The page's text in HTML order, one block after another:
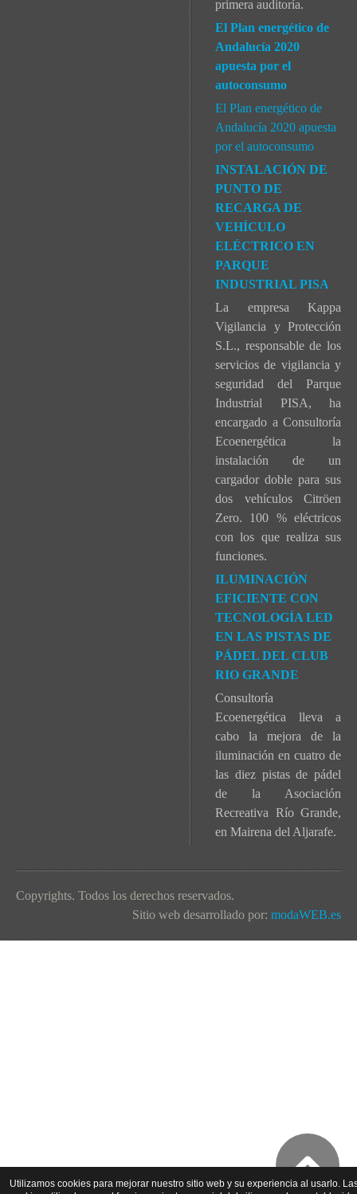
primera auditoría.
El Plan energético de
Andalucía 2020
apuesta por el
autoconsumo
El Plan energético de
Andalucía 2020 apuesta
por el autoconsumo
INSTALACIÓN DE
PUNTO DE
RECARGA DE
VEHÍCULO
ELÉCTRICO EN
PARQUE
INDUSTRIAL PISA
La empresa Kappa
Vigilancia y Protección
S.L., responsable de los
servicios de vigilancia y
seguridad del Parque
Industrial PISA, ha
encargado a Consultoría
Ecoenergética la
instalación de un
cargador doble para sus
dos vehículos Citröen
Zero. 100 % eléctricos
con los que realiza sus
funciones.
ILUMINACIÓN
EFICIENTE CON
TECNOLOGÍA LED
EN LAS PISTAS DE
PÁDEL DEL CLUB
RIO GRANDE
Consultoría
Ecoenergética lleva a
cabo la mejora de la
iluminación en cuatro de
las diez pistas de pádel
de la Asociación
Recreativa Río Grande,
en Mairena del Aljarafe.
Copyrights. Todos los derechos reservados.
Sitio web desarrollado por: modaWEB.es
Utilizamos cookies para mejorar nuestro sitio web y su experiencia al usarlo.